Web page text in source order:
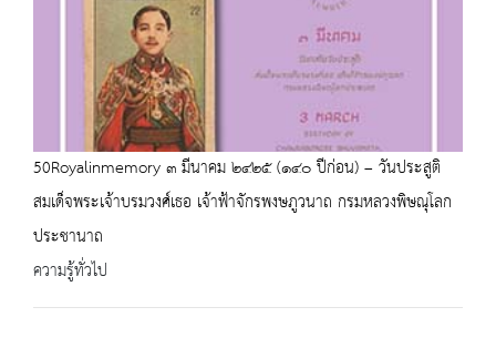
50Royalinmemory ๓ มีนาคม ๒๔๒๕ (๑๔๐ ปีก่อน) – วันประสูติ
สมเด็จพระเจ้าบรมวงศ์เธอ เจ้าฟ้าจักรพงษภูวนาถ กรมหลวงพิษณุโลก
ประชานาถ
ความรู้ทั่วไป